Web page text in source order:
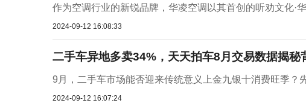
作为空调行业的新锐品牌，华凌空调以其首创的听劝文化·
2024-09-12 16:08:33
二手车异地多卖34%，天天拍车8月交易数据揭秘
9月，二手车市场能否迎来传统意义上金九银十消费旺季？
2024-09-12 16:07:24